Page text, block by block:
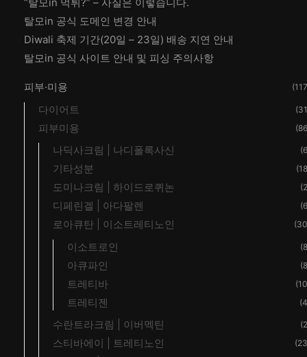
탈모in 공식 도메인 변경 안내
Diwali 축제 기간(20일 – 23일) 배송 지연 안내
탈모in 공식 사이트 안내 및 피싱 주의사항
피부·미용
다이어트
피부미용
나딕사크림 | 나디폴록사신
기타성분
도미나크림 | 하이드로퀴논
디페린겔 | 아다팔렌
로아큐탄 | 이소트레티노인
이소트로인
아큐파인
트레티바
트레티젠
수란트라크림 | 이버멕틴
스티바에이 | 트레티노인